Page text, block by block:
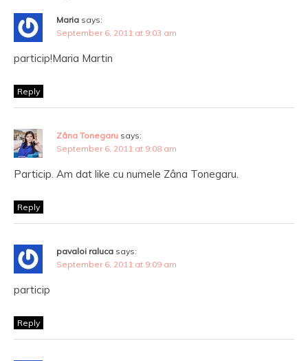
Maria says:
September 6, 2011 at 9:03 am
particip!Maria Martin
Reply
Zâna Tonegaru says:
September 6, 2011 at 9:08 am
Particip. Am dat like cu numele Zâna Tonegaru.
Reply
pavaloi raluca says:
September 6, 2011 at 9:09 am
particip
Reply